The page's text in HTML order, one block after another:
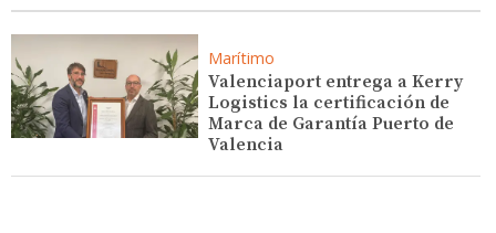
Marítimo
Valenciaport entrega a Kerry
Logistics la certificación de
Marca de Garantía Puerto de
Valencia